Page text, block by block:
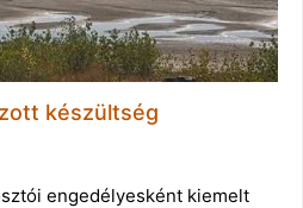
készültség
engedélyesként kiemelt